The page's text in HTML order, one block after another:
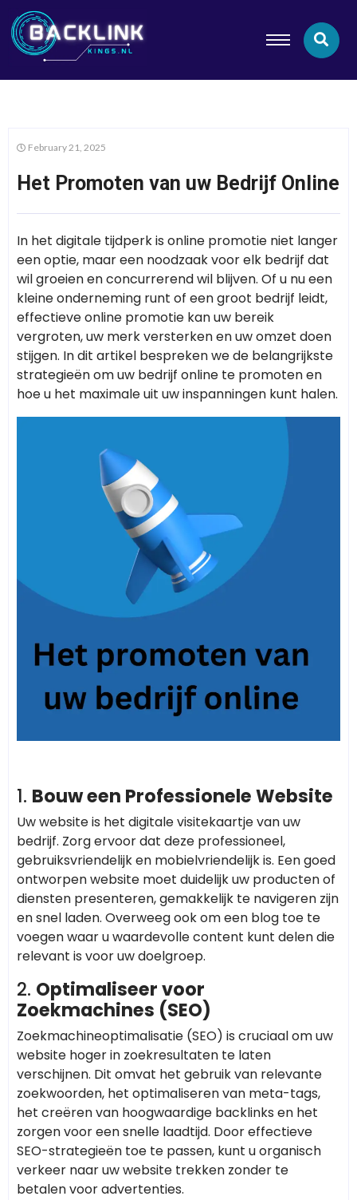
February 21, 2025
Het Promoten van uw Bedrijf Online
In het digitale tijdperk is online promotie niet langer
een optie, maar een noodzaak voor elk bedrijf dat
wil groeien en concurrerend wil blijven. Of u nu een
kleine onderneming runt of een groot bedrijf leidt,
effectieve online promotie kan uw bereik
vergroten, uw merk versterken en uw omzet doen
stijgen. In dit artikel bespreken we de belangrijkste
strategieën om uw bedrijf online te promoten en
hoe u het maximale uit uw inspanningen kunt halen.
1. Bouw een Professionele Website
Uw website is het digitale visitekaartje van uw
bedrijf. Zorg ervoor dat deze professioneel,
gebruiksvriendelijk en mobielvriendelijk is. Een goed
ontworpen website moet duidelijk uw producten of
diensten presenteren, gemakkelijk te navigeren zijn
en snel laden. Overweeg ook om een blog toe te
voegen waar u waardevolle content kunt delen die
relevant is voor uw doelgroep.
2. Optimaliseer voor
Zoekmachines (SEO)
Zoekmachineoptimalisatie (SEO) is cruciaal om uw
website hoger in zoekresultaten te laten
verschijnen. Dit omvat het gebruik van relevante
zoekwoorden, het optimaliseren van meta-tags,
het creëren van hoogwaardige backlinks en het
zorgen voor een snelle laadtijd. Door effectieve
SEO-strategieën toe te passen, kunt u organisch
verkeer naar uw website trekken zonder te
betalen voor advertenties.